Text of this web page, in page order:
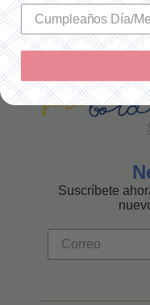
Suscríbete